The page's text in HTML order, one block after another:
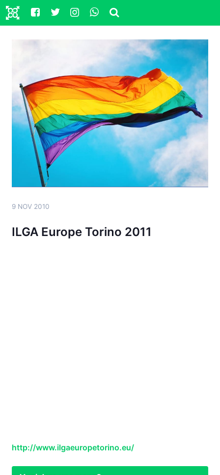
9 NOV 2010
ILGA Europe Torino 2011
http://www.ilgaeuropetorino.eu/